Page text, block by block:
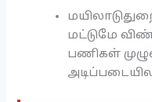
மட்டுமே
பணிகள்